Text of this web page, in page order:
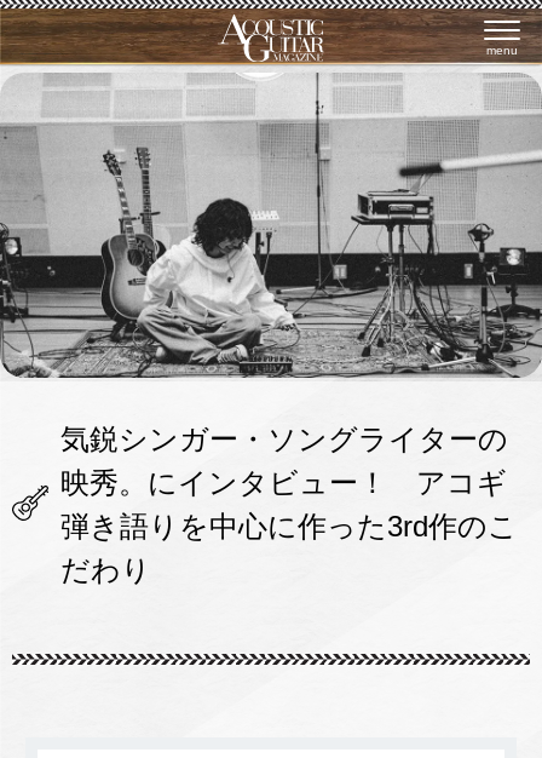
menu
気鋭シンガー・ソングライターの
映秀。にインタビュー！ アコギ
弾き語りを中心に作った3rd作のこ
だわり